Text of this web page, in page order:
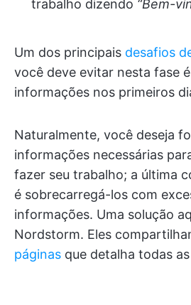
trabalho dizendo “Bem-
Um dos principais desafios
você deve evitar nesta fase
informações nos primeiros
Naturalmente, você deseja
informações necessárias
fazer seu trabalho; a última
é sobrecarregá-los com
informações. Uma solução
Nordstorm. Eles
páginas que detalha todas